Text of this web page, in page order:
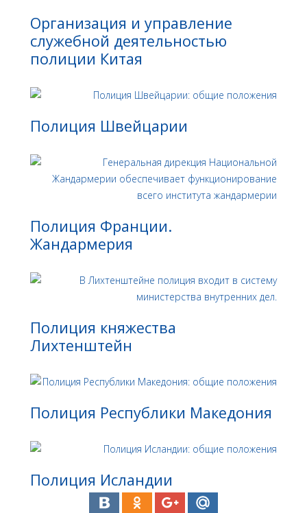
Организация и управление
служебной деятельностью
полиции Китая
Полиция Швейцарии
Полиция Франции.
Жандармерия
Полиция княжества
Лихтенштейн
Полиция Республики Македония
Полиция Исландии